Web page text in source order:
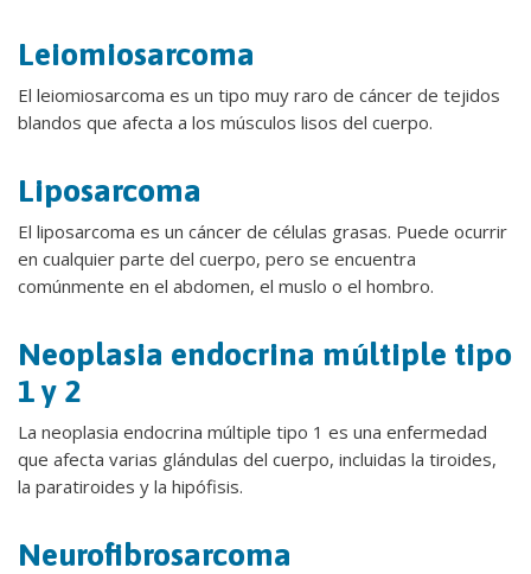
Leiomiosarcoma
El leiomiosarcoma es un tipo muy raro de cáncer de tejidos
blandos que afecta a los músculos lisos del cuerpo.
Liposarcoma
El liposarcoma es un cáncer de células grasas. Puede ocurrir
en cualquier parte del cuerpo, pero se encuentra
comúnmente en el abdomen, el muslo o el hombro.
Neoplasia endocrina múltiple tipo
1 y 2
La neoplasia endocrina múltiple tipo 1 es una enfermedad
que afecta varias glándulas del cuerpo, incluidas la tiroides,
la paratiroides y la hipófisis.
Neurofibrosarcoma